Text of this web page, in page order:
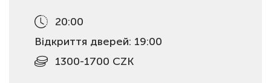
20:00
Відкриття дверей: 19:00
1300-1700 CZK